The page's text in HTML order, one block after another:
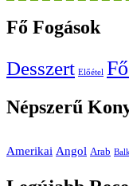
Fő Fogások
Desszert Előétel
Népszerű
Amerikai Angol Arab